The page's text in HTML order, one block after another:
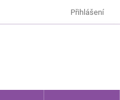
Přihlášení